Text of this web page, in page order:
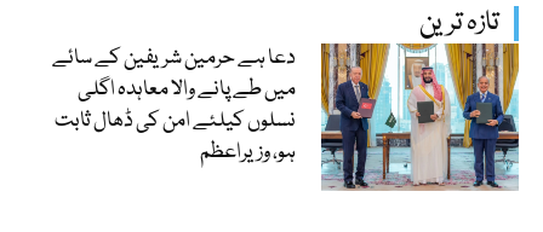
تازہ ترین
دعا ہے حرمین شریفین کے سائے
میں طے پانے والا معاہدہ اگلی
نسلوں کیلئے امن کی ڈھال ثابت
ہو، وزیراعظم